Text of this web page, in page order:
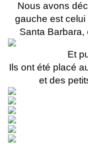
Nous avons
gauche est
Santa Barbara,
Et
Ils ont été placé
et des